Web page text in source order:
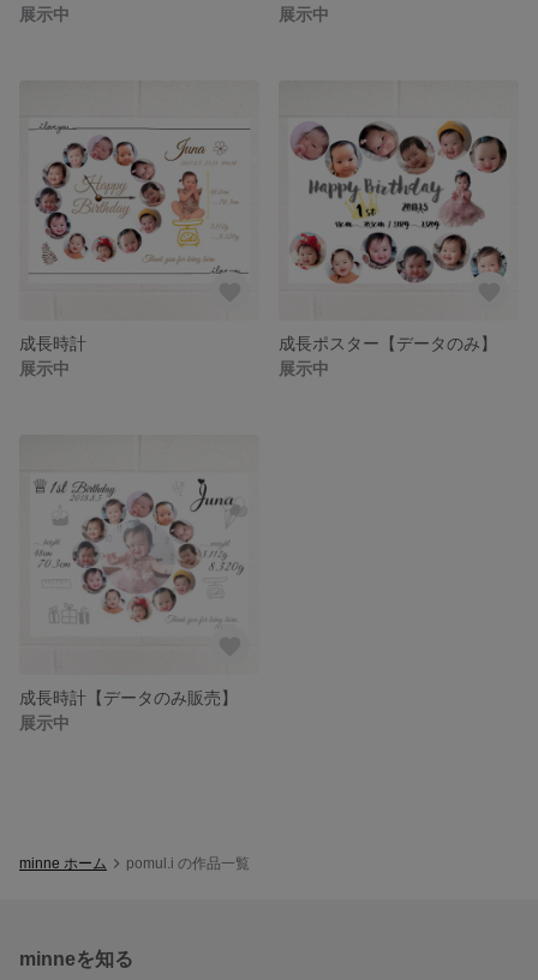
展示中
展示中
成長時計
展示中
成長ポスター【データのみ】
展示中
成長時計【データのみ販売】
展示中
minne ホーム pomul.i の作品一覧
minneを知る